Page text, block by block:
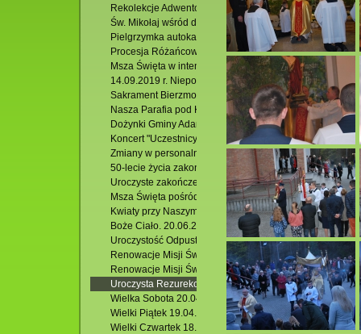
Rekolekcje Adwentowe. 13-15.12.2019 r.
Św. Mikołaj wśród dzieci. 08.12.2019 r.
Pielgrzymka autokarowa do Częstochowy. 11 -
Procesja Różańcowa w Kolonii Adamów. 13.10.2019 r.
Msza Święta w intencji Róż Różańcowych. 07.10.2019 r.
14.09.2019 r. Niepokalanów
Sakrament Bierzmowania. 18.09.2019 r.
Nasza Parafia pod Krzyżem. 14.09.2019 r.
Dożynki Gminy Adamów w Jacni .01.09.2019 r.
Koncert "Uczestnicy Warsztatów Muzycznych i ich
Zmiany w personalne w Naszej Parafii.
50-lecie życia zakonnego Siostry Czesławy.
Uroczyste zakończenie Oktawy Bożego Ciała.
Msza Święta pośród stawów. 24.06.2019 r
Kwiaty przy Naszym Kościele. 23.06.2019 r.
Boże Ciało. 20.06.2019 r.
Uroczystość Odpustowa. 09 .06.2019 r. Duch Prawdy,
Renowacje Misji Św. 08.06.2019 r. Przebaczenie drogą
Renowacje Misji Św. 07.06.2019 r.Chrzest bramą do
Uroczysta Rezurekcja 21.04.2019 r.
Wielka Sobota 20.04.2019 r.
Wielki Piątek 19.04.2019 r.
Wielki Czwartek 18.04.2019 r.